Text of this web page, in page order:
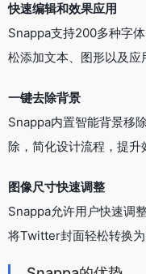
快速编辑和效果应用
Snappa支持200多种字
松添加文本、图形以及应
一键去除背景
Snappa内置智能背景移
除，简化设计流程，提升
图像尺寸快速调整
Snappa允许用户快速调
将Twitter封面轻松转换为